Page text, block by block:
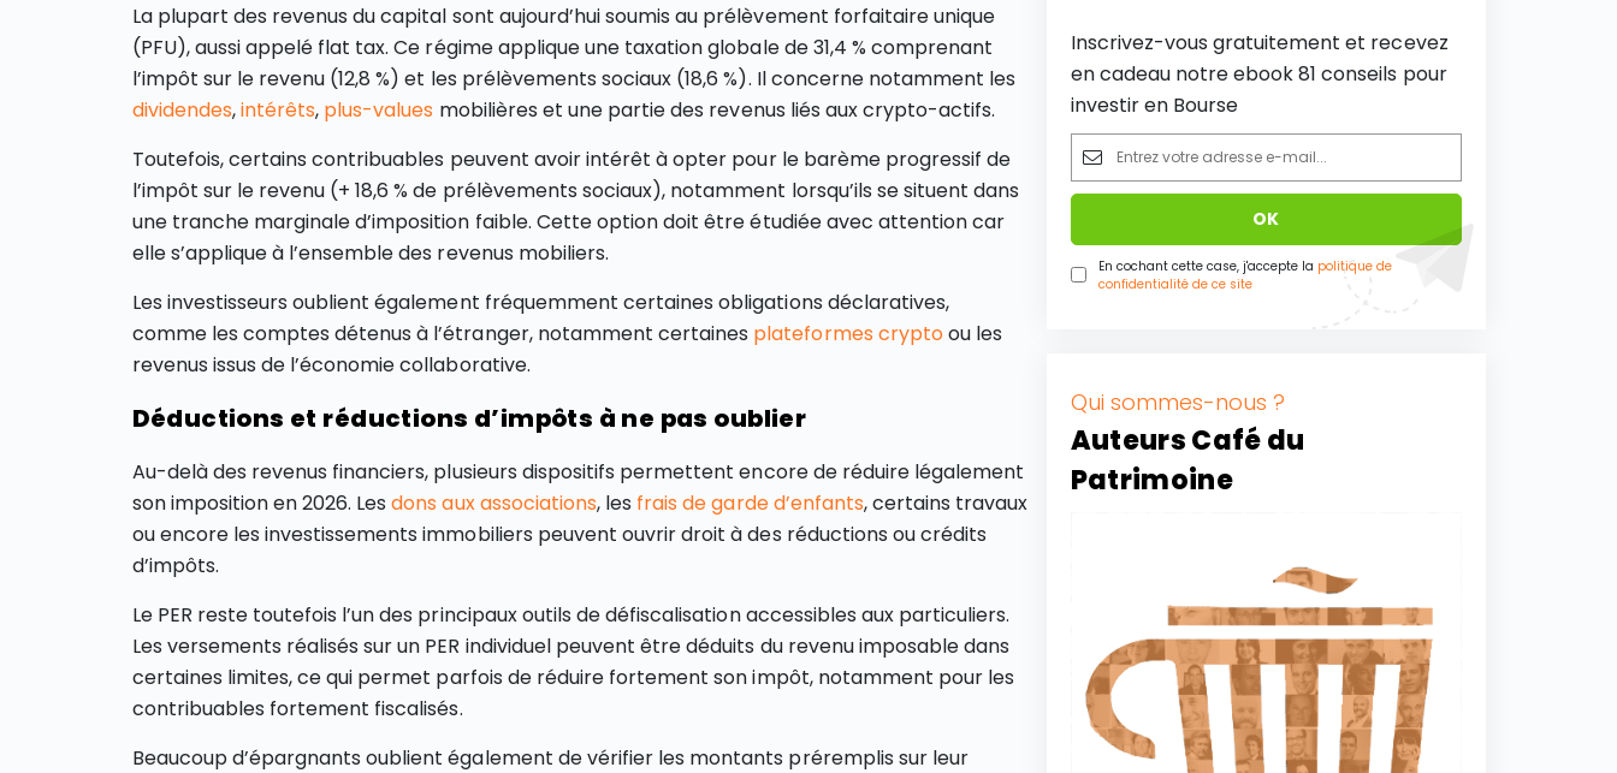
La plupart des revenus du capital sont aujourd’hui soumis au prélèvement forfaitaire unique
(PFU), aussi appelé flat tax. Ce régime applique une taxation globale de 31,4 % comprenant
l’impôt sur le revenu (12,8 %) et les prélèvements sociaux (18,6 %). Il concerne notamment les
dividendes,intérêts, plus-values mobilières et une partie des revenus liés aux crypto-actifs.
Toutefois, certains contribuables peuvent avoir intérêt à opter pour le barème progressif de
l’impôt sur le revenu (+ 18,6 % de prélèvements sociaux), notamment lorsqu’ils se situent dans
une tranche marginale d’imposition faible. Cette option doit être étudiée avec attention car
elle s’applique à l’ensemble des revenus mobiliers.
Les investisseurs oublient également fréquemment certaines obligations déclaratives,
comme les comptes détenus à l’étranger, notamment certaines plateformes cryptoou les
revenus issus de l’économie collaborative.
Déductions et réductions d’impôts à ne pas oublier
Au-delà des revenus financiers, plusieurs dispositifs permettent encore de réduire légalement
son imposition en 2026. Lesdons aux associations, les frais de garde d’enfants, certains travaux
ou encore les investissements immobiliers peuvent ouvrir droit à des réductions ou crédits
d’impôts.
Le PER reste toutefois l’un des principaux outils de défiscalisation accessibles aux particuliers.
Les versements réalisés sur un PER individuel peuvent être déduits du revenu imposable dans
certaines limites, ce qui permet parfois de réduire fortement son impôt, notamment pour les
contribuables fortement fiscalisés.
Beaucoup d’épargnants oublient également de vérifier les montants préremplis sur leur
Inscrivez-vous gratuitement et recevez
en cadeau notre ebook 81 conseils pour
investir en Bourse
En cochant cette case, j'accepte la politique de
confidentialité de ce site
Qui sommes-nous ?
Auteurs Café du
Patrimoine